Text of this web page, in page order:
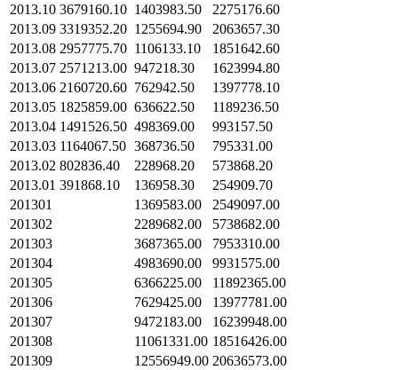
2013.10 3679160.10 1403983.50
2275176.60
2013.09 3319352.20 1255694.90
2063657.30
2013.08 2957775.70 1106133.10
1851642.60
2013.07 2571213.00 947218.30
1623994.80
2013.06 2160720.60 762942.50
1397778.10
2013.05 1825859.00 636622.50
1189236.50
2013.04 1491526.50 498369.00
993157.50
2013.03 1164067.50 368736.50
795331.00
2013.02 802836.40 228968.20
573868.20
2013.01 391868.10 136958.30
254909.70
201301
1369583.00
2549097.00
201302
2289682.00
5738682.00
201303
3687365.00
7953310.00
201304
4983690.00
9931575.00
201305
6366225.00
11892365.00
201306
7629425.00
13977781.00
201307
9472183.00
16239948.00
201308
11061331.00 18516426.00
201309
12556949.00 20636573.00